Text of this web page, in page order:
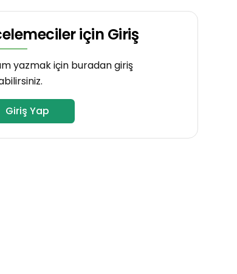
için Giriş
yazmak için buradan giriş
Giriş Yap